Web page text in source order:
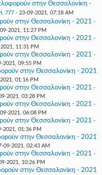
στην Θεσσαλονίκη -
777- 23-09-2021, 07:18 AM
στην Θεσσαλονίκη - 2021 -
2021, 11:27 PM
στην Θεσσαλονίκη - 2021 -
11:31 PM
στην Θεσσαλονίκη - 2021 -
2021, 09:55 PM
στην Θεσσαλονίκη - 2021
01:16 PM
στην Θεσσαλονίκη - 2021 -
2021, 03:28 PM
στην Θεσσαλονίκη - 2021 -
2021, 06:08 PM
στην Θεσσαλονίκη - 2021 -
2021, 01:36 PM
στην Θεσσαλονίκη - 2021
09-2021, 02:43 AM
στην Θεσσαλονίκη - 2021 -
2021, 10:26 PM
στην Θεσσαλονίκη - 2021